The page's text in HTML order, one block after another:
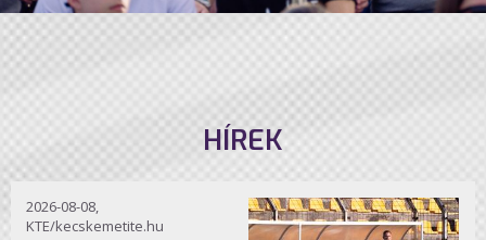
HÍREK
2026-08-08,
KTE/kecskemetite.hu